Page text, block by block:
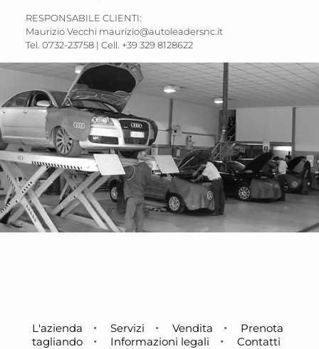
RESPONSABILE CLIENTI:
Maurizio Vecchi maurizio@autoleadersnc.it
Tel. 0732-23758 | Cell. +39 329 8128622
L'azienda Servizi Vendita
Prenota
tagliando
Informazioni legali Contatti